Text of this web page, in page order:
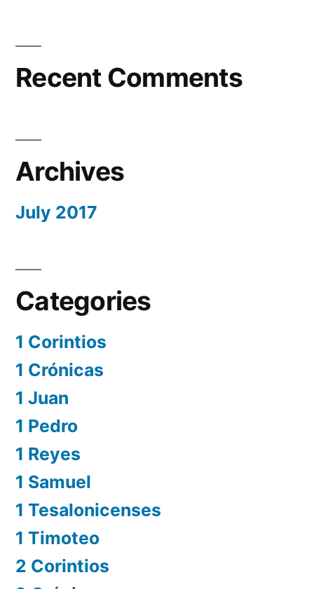
Recent Comments
Archives
July 2017
Categories
1 Corintios
1 Crónicas
1 Juan
1 Pedro
1 Reyes
1 Samuel
1 Tesalonicenses
1 Timoteo
2 Corintios